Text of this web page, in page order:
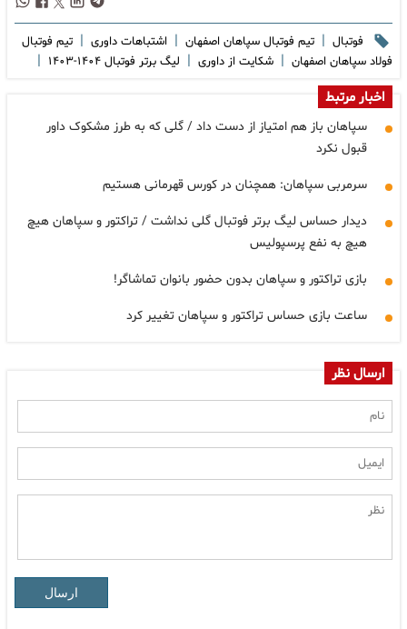
فوتبال | تیم فوتبال سپاهان اصفهان | اشتباهات داوری | تیم فوتبال
فولاد سپاهان اصفهان | شکایت از داوری | لیگ برتر فوتبال ۱۴۰۴-۱۴۰۳ |
اخبار مرتبط
سپاهان باز هم امتیاز از دست داد / گلی که به طرز مشکوک داور
قبول نکرد
سرمربی سپاهان: همچنان در کورس قهرمانی هستیم
دیدار حساس لیگ برتر فوتبال گلی نداشت / تراکتور و سپاهان هیچ
هیچ به نفع پرسپولیس
بازی تراکتور و سپاهان بدون حضور بانوان تماشاگر!
ساعت بازی حساس تراکتور و سپاهان تغییر کرد
ارسال نظر
ارسال